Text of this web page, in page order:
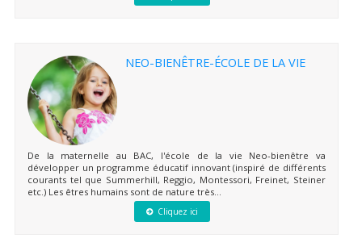
NEO-BIENÊTRE-ÉCOLE DE LA VIE
De la maternelle au BAC, l'école de la vie Neo-bienêtre va
développer un programme éducatif innovant (inspiré de différents
courants tel que Summerhill, Reggio, Montessori, Freinet, Steiner
etc.) Les êtres humains sont de nature très...
Cliquez ici